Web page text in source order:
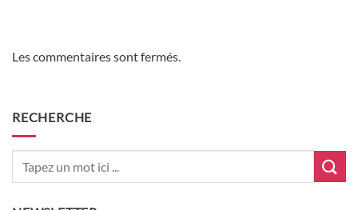
Les commentaires sont fermés.
RECHERCHE